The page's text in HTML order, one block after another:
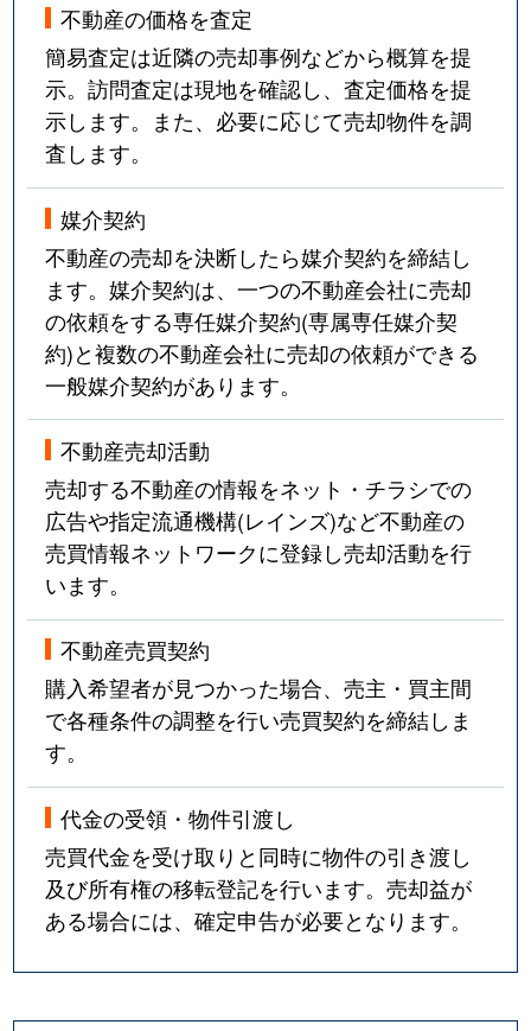
不動産の価格を査定
簡易査定は近隣の売却事例などから概算を提
示。訪問査定は現地を確認し、査定価格を提
示します。また、必要に応じて売却物件を調
査します。
媒介契約
不動産の売却を決断したら媒介契約を締結し
ます。媒介契約は、一つの不動産会社に売却
の依頼をする専任媒介契約(専属専任媒介契
約)と複数の不動産会社に売却の依頼ができる
一般媒介契約があります。
不動産売却活動
売却する不動産の情報をネット・チラシでの
広告や指定流通機構(レインズ)など不動産の
売買情報ネットワークに登録し売却活動を行
います。
不動産売買契約
購入希望者が見つかった場合、売主・買主間
で各種条件の調整を行い売買契約を締結しま
す。
代金の受領・物件引渡し
売買代金を受け取りと同時に物件の引き渡し
及び所有権の移転登記を行います。売却益が
ある場合には、確定申告が必要となります。